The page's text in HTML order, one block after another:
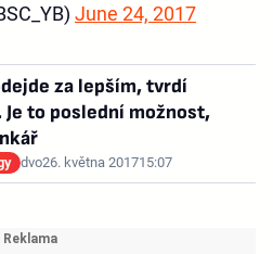
June 24, 2017
za lepším, tvrdí
Je to poslední možnost,
dvo26. května 201715:07